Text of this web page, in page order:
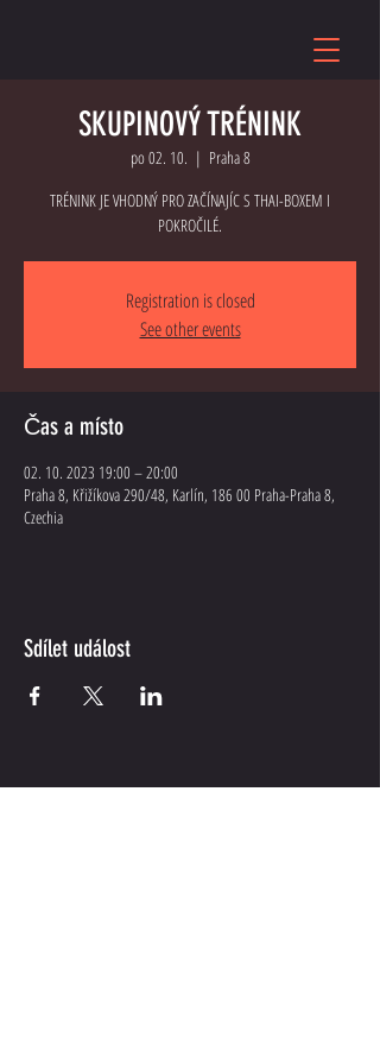
SKUPINOVÝ TRÉNINK
po 02. 10.
  |
Praha 8
TRÉNINK JE VHODNÝ PRO ZAČÍNAJÍC S THAI-BOXEM I
POKROČILÉ.
Registration is closed
See other events
Čas a místo
02. 10. 2023 19:00 – 20:00
Praha 8, Křižíkova 290/48, Karlín, 186 00 Praha-Praha 8,
Czechia
Sdílet událost